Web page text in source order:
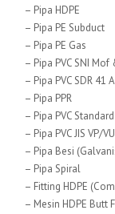
– Pipa HDPE
– Pipa PE Subduct
– Pipa PE Gas
– Pipa PVC SNI Mof
– Pipa PVC SDR 41
– Pipa PPR
– Pipa PVC
– Pipa PVC JIS VP/VU
– Pipa Besi
– Pipa Spiral
– Fitting HDPE
– Mesin HDPE Butt